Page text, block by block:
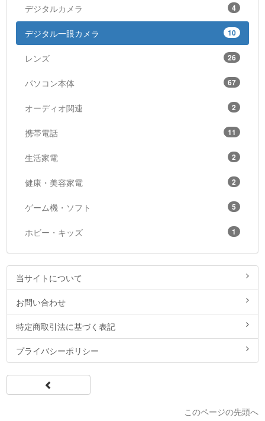
デジタルカメラ 4
デジタル一眼カメラ 10
レンズ 26
パソコン本体 67
オーディオ関連 2
携帯電話 11
生活家電 2
健康・美容家電 2
ゲーム機・ソフト 5
ホビー・キッズ 1
当サイトについて
お問い合わせ
特定商取引法に基づく表記
プライバシーポリシー
このページの先頭へ